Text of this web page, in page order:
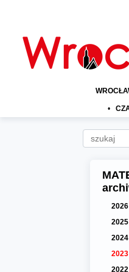
•
2026
2025
2024
2023
2022